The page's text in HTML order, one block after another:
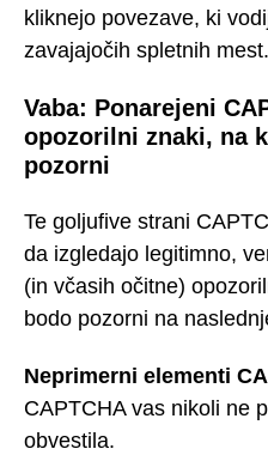
kliknejo povezave, ki
zavajajočih spletnih mest.
Vaba: Ponarejeni
opozorilni znaki, na
pozorni
Te goljufive strani
da izgledajo legitimno,
(in včasih očitne)
bodo pozorni na
Neprimerni elementi
CAPTCHA vas nikoli ne
obvestila.